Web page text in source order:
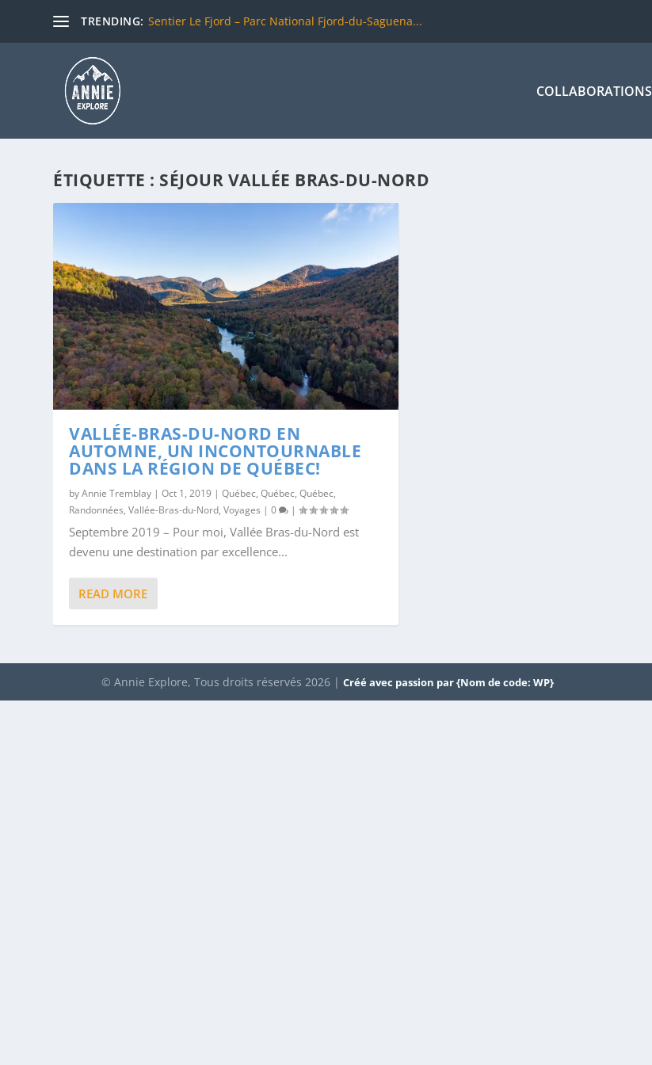
TRENDING: Sentier Le Fjord – Parc National Fjord-du-Saguena...
COLLABORATIONS
ÉTIQUETTE : SÉJOUR VALLÉE BRAS-DU-NORD
VALLÉE-BRAS-DU-NORD EN
AUTOMNE, UN INCONTOURNABLE
DANS LA RÉGION DE QUÉBEC!
byAnnie Tremblay |Oct 1, 2019 |Québec,Québec,Québec,
Randonnées,Vallée-Bras-du-Nord,Voyages |0 |
Septembre 2019 – Pour moi, Vallée Bras-du-Nord est
devenu une destination par excellence...
READ MORE
© Annie Explore, Tous droits réservés 2026 | Créé avec passion par {Nom de code: WP}